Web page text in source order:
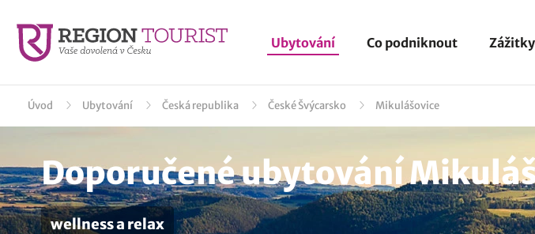
Ubytování Co podniknout Zážitky
Úvod Ubytování Česká republika České Švýcarsko Mikulášovice
Doporučené ubytování
wellness a relax